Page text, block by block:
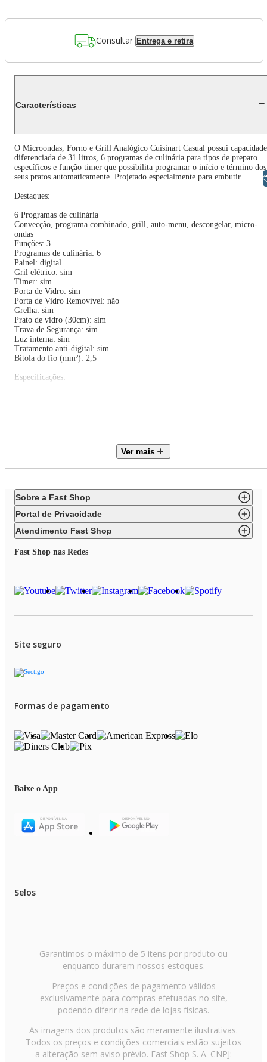
Consultar Entrega e retira
Características
O Microondas, Forno e Grill Analógico Cuisinart Casual possui capacidade
diferenciada de 31 litros, 6 programas de culinária para tipos de preparo
específicos e função timer que possibilita programar o início e término dos
seus pratos automaticamente. Projetado especialmente para embutir.
Destaques:
6 Programas de culinária
Convecção, programa combinado, grill, auto-menu, descongelar, micro-
ondas
Funções: 3
Programas de culinária: 6
Painel: digital
Gril elétrico: sim
Timer: sim
Porta de Vidro: sim
Porta de Vidro Removível: não
Grelha: sim
Prato de vidro (30cm): sim
Trava de Segurança: sim
Luz interna: sim
Tratamento anti-digital: sim
Bitola do fio (mm²): 2,5
Especificações:
Consumo de energia 0,134 kW/h
Dimensões internas(AxLxP): 21,5cm x 34cm x 36cm
Altura: 39cm
Largura: 60cm
Profundidade: 57,5cm
Garantia: 1 Ano
Ver mais
Sobre a Fast Shop
Portal de Privacidade
Atendimento Fast Shop
Fast Shop nas Redes
Site seguro
Formas de pagamento
Baixe o App
Selos
Garantimos o máximo de 5 itens por produto ou
enquanto durarem nossos estoques.
Preços e condições de pagamento válidos
exclusivamente para compras efetuadas no site,
podendo diferir na rede de lojas físicas.
As imagens dos produtos são meramente ilustrativas.
Todos os preços e condições comerciais estão sujeitos
a alteração sem aviso prévio. Fast Shop S. A. CNPJ:
Libras